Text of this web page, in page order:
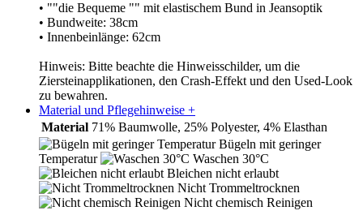
• ""die Bequeme "" mit elastischem Bund in Jeansoptik
• Bundweite: 38cm
• Innenbeinlänge: 62cm
Hinweis: Bitte beachte die Hinweisschilder, um die
Ziersteinapplikationen, den Crash-Effekt und den Used-Look
zu bewahren.
Material und Pflegehinweise +
Material 71% Baumwolle, 25% Polyester, 4% Elasthan
Bügeln mit geringer
Temperatur
Waschen 30°C
Bleichen nicht erlaubt
Nicht Trommeltrocknen
Nicht chemisch Reinigen